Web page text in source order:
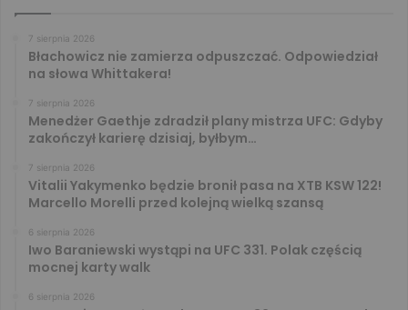
7 sierpnia 2026
Błachowicz nie zamierza odpuszczać. Odpowiedział
na słowa Whittakera!
7 sierpnia 2026
Menedżer Gaethje zdradził plany mistrza UFC: Gdyby
zakończył karierę dzisiaj, byłbym…
7 sierpnia 2026
Vitalii Yakymenko będzie bronił pasa na XTB KSW 122!
Marcello Morelli przed kolejną wielką szansą
6 sierpnia 2026
Iwo Baraniewski wystąpi na UFC 331. Polak częścią
mocnej karty walk
6 sierpnia 2026